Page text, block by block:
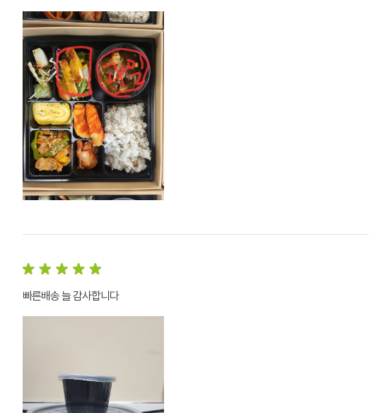
빠른배송 늘 감사합니다